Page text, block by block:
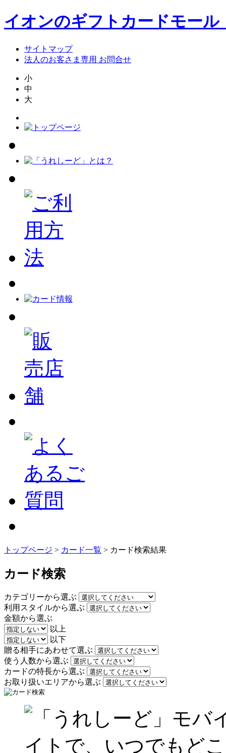
イオンのギフトカードモール
サイトマップ
法人のお客さま専用 お問合せ
小
中
大
トップページ > カード一覧 > カード検索結果
カード検索
カテゴリーから選ぶ
利用スタイルから選ぶ
金額から選ぶ
以上
以下
贈る相手にあわせて選ぶ
使う人数から選ぶ
カードの特長から選ぶ
お取り扱いエリアから選ぶ